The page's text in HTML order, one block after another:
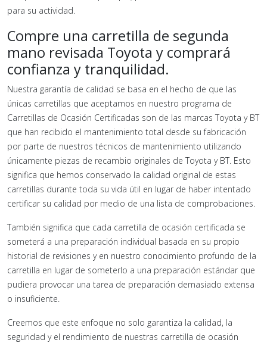
para su actividad.
Compre una carretilla de segunda
mano revisada Toyota y comprará
confianza y tranquilidad.
Nuestra garantía de calidad se basa en el hecho de que las
únicas carretillas que aceptamos en nuestro programa de
Carretillas de Ocasión Certificadas son de las marcas Toyota y BT
que han recibido el mantenimiento total desde su fabricación
por parte de nuestros técnicos de mantenimiento utilizando
únicamente piezas de recambio originales de Toyota y BT. Esto
significa que hemos conservado la calidad original de estas
carretillas durante toda su vida útil en lugar de haber intentado
certificar su calidad por medio de una lista de comprobaciones.
También significa que cada carretilla de ocasión certificada se
someterá a una preparación individual basada en su propio
historial de revisiones y en nuestro conocimiento profundo de la
carretilla en lugar de someterlo a una preparación estándar que
pudiera provocar una tarea de preparación demasiado extensa
o insuficiente.
Creemos que este enfoque no solo garantiza la calidad, la
seguridad y el rendimiento de nuestras carretilla de ocasión